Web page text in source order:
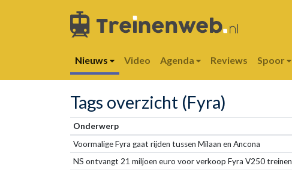
Nieuws Video Agenda Reviews Spoor
Tags overzicht (Fyra)
Onderwerp
Voormalige Fyra gaat rijden tussen Milaan en Ancona
NS ontvangt 21 miljoen euro voor verkoop Fyra V250 treinen